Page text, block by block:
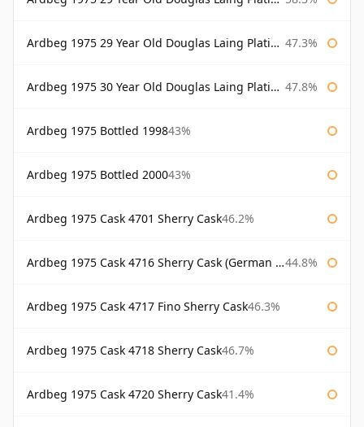
Ardbeg 1975 29 Year Old Douglas Laing Platinum Selection Bottled 2004 47.3%
Ardbeg 1975 30 Year Old Douglas Laing Platinum Selection 47.8%
Ardbeg 1975 Bottled 199843%
Ardbeg 1975 Bottled 200043%
Ardbeg 1975 Cask 4701 Sherry Cask46.2%
Ardbeg 1975 Cask 4716 Sherry Cask (German Market) 44.8%
Ardbeg 1975 Cask 4717 Fino Sherry Cask46.3%
Ardbeg 1975 Cask 4718 Sherry Cask46.7%
Ardbeg 1975 Cask 4720 Sherry Cask41.4%